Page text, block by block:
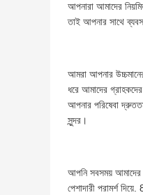
আপনারা আমাদের
তাই আপনার সাথে
আমরা আপনার
ধরে আমাদের
আপনার পরিষেবা
সুন্দর।
আপনি সবসময়
পেশাদারী পরামর্শ